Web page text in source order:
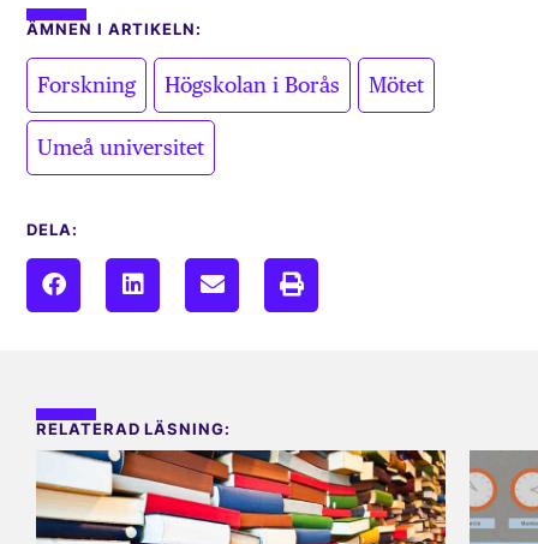
ÄMNEN I ARTIKELN:
Forskning Högskolan i Borås Mötet
Umeå universitet
DELA:
RELATERAD LÄSNING: